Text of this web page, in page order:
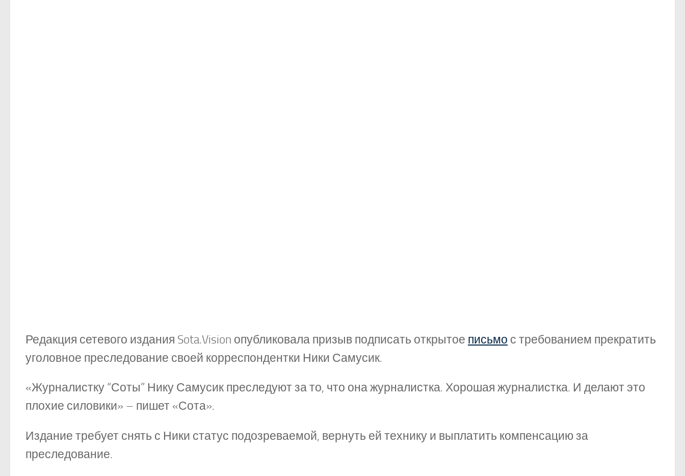
Редакция сетевого издания Sota.Vision опубликовала призыв подписать открытое письмо с требованием прекратить
уголовное преследование своей корреспондентки Ники Самусик.
«Журналистку “Соты” Нику Самусик преследуют за то, что она журналистка. Хорошая журналистка. И делают это
плохие силовики» – пишет «Сота».
Издание требует снять с Ники статус подозреваемой, вернуть ей технику и выплатить компенсацию за
преследование.